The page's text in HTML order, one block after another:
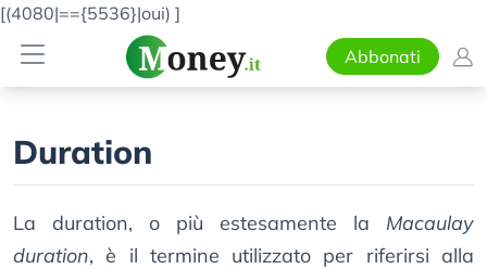
[(4080|=={5536}|oui) ]
Abbonati
Duration
La duration, o più estesamente la Macaulay
duration, è il termine utilizzato per riferirsi alla